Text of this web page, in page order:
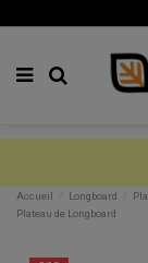
Accueil
Longboard
Plateau de Longboard